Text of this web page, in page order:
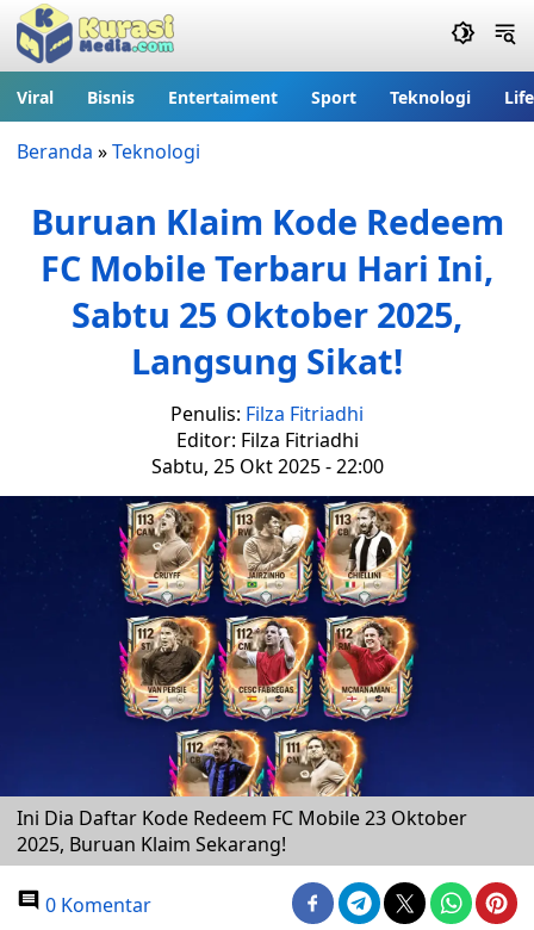
Viral Bisnis Entertaiment Sport Teknologi
Beranda »Teknologi
Buruan Klaim Kode Redeem
FC Mobile Terbaru Hari Ini,
Sabtu 25 Oktober 2025,
Langsung Sikat!
Penulis: Filza Fitriadhi
Editor: Filza Fitriadhi
Sabtu, 25 Okt 2025 - 22:00
Ini Dia Daftar Kode Redeem FC Mobile 23 Oktober
2025, Buruan Klaim Sekarang!
0 Komentar